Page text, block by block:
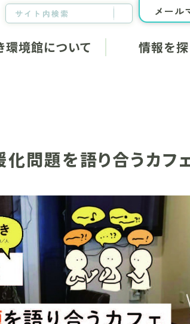
メール
環境館について
考える地域づくり
情報を
メールマガ
オンライン
問題を語り合うカフ